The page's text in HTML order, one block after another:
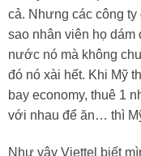
cả. Nhưng các công
sao nhân viên họ
nước nó mà không
đó nó xài hết. Khi Mỹ
bay economy, thuê 1
với nhau để ăn… thì
Như vậy Viettel biết